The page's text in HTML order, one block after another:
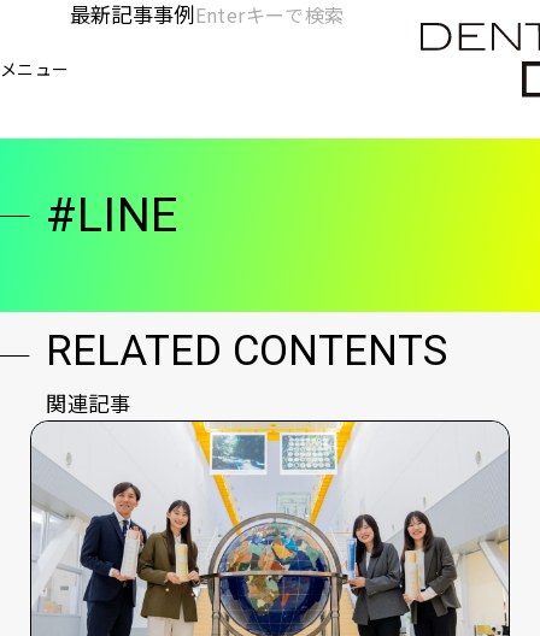
ン
ン
メニュー
[KC]
ー
メ
イ
ン
最新記事事例
検
索
#LINE
RELATED CONTENTS
関連記事